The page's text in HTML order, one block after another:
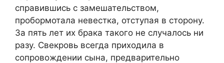
справившись с замешательством,
пробормотала невестка, отступая в сторону.
За пять лет их брака такого не случалось ни
разу. Свекровь всегда приходила в
сопровождении сына, предварительно